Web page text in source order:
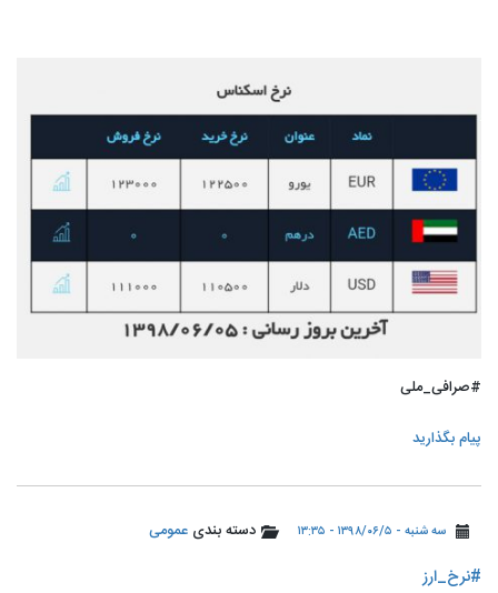
#صرافی_ملی
پیام بگذارید
سه شنبه - ۱۳۹۸/۰۶/۵ - ۱۳:۳۵ دسته بندی عمومی
#نرخ_ارز